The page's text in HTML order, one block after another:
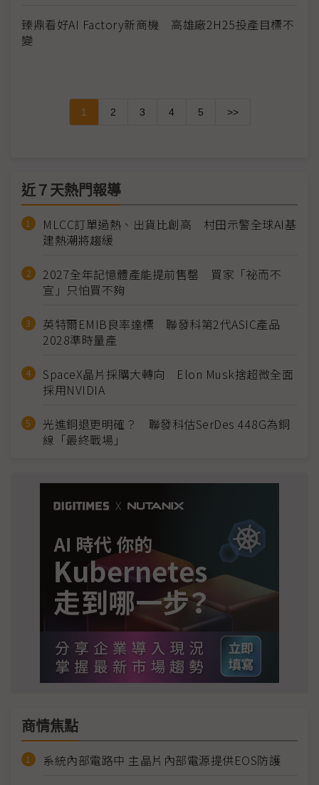
臻鼎看好AI Factory新商機 高雄廠2H25投產目標不
變
1 2 3 4 5 >>
近７天熱門報導
MLCC訂單過熱、出貨比創高 村田示警全球AI基
建熱潮將趨緩
2027全年記憶體產能提前售罄 買家「祕而不
宣」只怕買不夠
英特爾EMIB良率達標 聯發科第2代ASIC產品
2028準時量產
SpaceX晶片採購大轉向 Elon Musk捨超微全面
採用NVIDIA
光進銅退更明確？ 聯發科估SerDes 448G為銅
線「最終戰場」
商情焦點
系統內部電路中 主晶片內部電源提供EOS防護